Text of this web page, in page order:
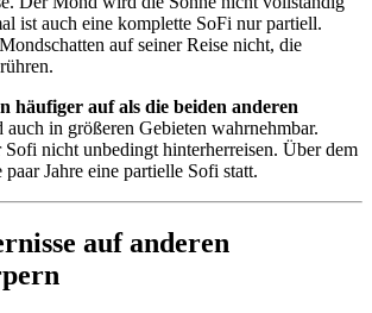
ist auch eine komplette SoFi nur partiell.
auf seiner Reise nicht, die
häufiger auf als die beiden anderen
auch in größeren Gebieten wahrnehmbar.
Sofi nicht unbedingt hinterherreisen. Über dem
Jahre eine partielle Sofi statt.
auf anderen